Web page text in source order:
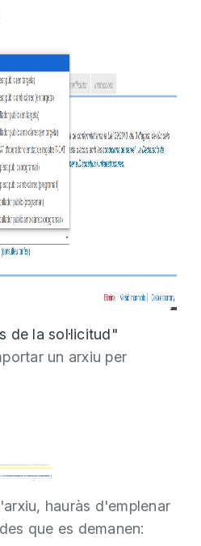
de la sol·licitud"
un arxiu per
hauràs d'emplenar
que es demanen: